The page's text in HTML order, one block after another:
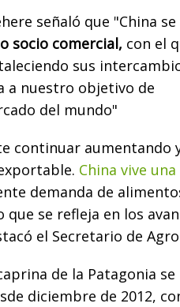
señaló que "China
socio comercial, con el
sus
a nuestro objetivo de
del mundo"
continuar aumentando
China vive
demanda de
se refleja en los
el Secretario de
de la Patagonia se
diciembre de 2012,